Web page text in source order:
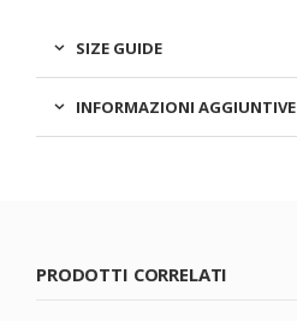
SIZE GUIDE
INFORMAZIONI AGGIUNTIVE
PRODOTTI CORRELATI